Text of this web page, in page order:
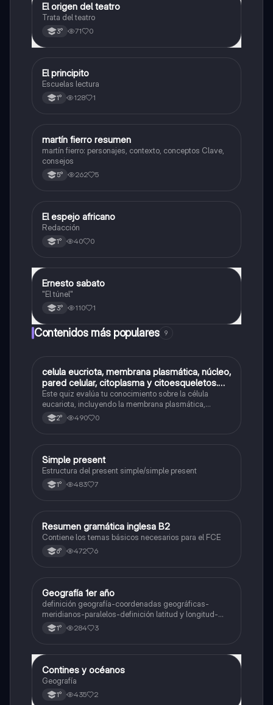
Lengua
El origen del teatro
Trata del teatro
3° 71 0
Lengua
El principito
Escuelas lectura
1° 128 1
Lengua
martín fierro resumen
martín fierro: personajes, contexto, conceptos Clave,
consejos
5° 262 5
Lengua
El espejo africano
Redacción
1° 40 0
Lengua
Ernesto sabato
"El túnel"
3° 110 1
Contenidos más populares 9
CBiología
celula eucriota, membrana plasmática, núcleo,
pared celular, citoplasma y citoesqueletos.
nombre se las partes de la celula eucariota
Este quiz evalúa tu conocimiento sobre la célula
eucariota, incluyendo la membrana plasmática,
núcleo, pared celular, citoplasma y citoesqueleto.
2° 490 0
Inglés
Simple present
Estructura del present simple/simple present
1° 483 7
Inglés
Resumen gramática inglesa B2
Contiene los temas básicos necesarios para el FCE
6° 472 6
Geografía
Geografía 1er año
definición geografía-coordenadas geográficas-
meridianos-paralelos-definición latitud y longitud-
elementos del mapa-definición mapa-localización
relativa y absoluta
1° 284 3
Geografía
Contines y océanos
Geografía
1° 435 2